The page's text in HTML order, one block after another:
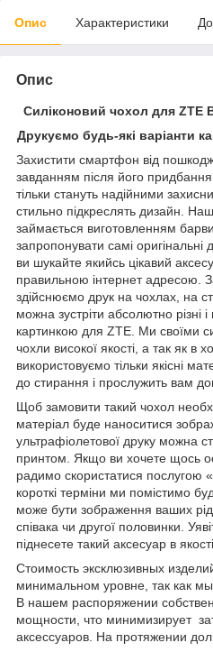
Опис Характеристики
Опис
Силіконовий чохол для ZTE
Друкуємо будь-які варіанти
Захистити смартфон від
завданням після його
тільки стануть надійними
стильно підкреслять дизайн.
займається виготовленням
запропонувати самі
ви шукайте якийсь цікавий
правильною інтернет адресою.
здійснюємо друк на чохлах, на
можна зустріти абсолютно різні
картинкою для ZTE. Ми своїми
чохли високої якості, а так як в
використовуємо тільки якісні
до стирання і прослужить вам
Щоб замовити такий чохол
матеріал буде наноситися
ультрафіолетової друку можна
принтом. Якщо ви хочете щось
радимо скористатися послугою
короткі терміни ми помістимо
може бути зображення ваших
співака чи другої половинки.
піднесете такий аксесуар в
Стоимость эксклюзивных
минимальном уровне, так как
В нашем распоряжении
мощности, что минимизирует
аксессуаров. На протяжении